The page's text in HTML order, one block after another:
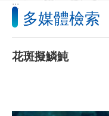
多
媒
體
檢
像
:::
多媒體檢索
花斑擬鱗魨